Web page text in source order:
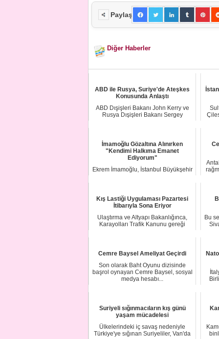
Paylaş
Diğer Haberler
ABD ile Rusya, Suriye'de Ateşkes
Konusunda Anlaştı
ABD Dışişleri Bakanı John Kerry ve
Rusya Dışişleri Bakanı Sergey
İmamoğlu Gözaltına Alınırken
"Kendimi Halkıma Emanet
Ediyorum"
Ekrem İmamoğlu, İstanbul Büyükşehir
Kış Lastiği Uygulaması Pazartesi
İtibarıyla Sona Eriyor
Ulaştırma ve Altyapı Bakanlığınca,
Karayolları Trafik Kanunu gereği
Bu
Cemre Baysel Ameliyat Geçirdi
Son olarak Baht Oyunu dizisinde
başrol oynayan Cemre Baysel, sosyal
medya hesabı...
Suriyeli sığınmacıların kış günü
yaşam mücadelesi
Ülkelerindeki iç savaş nedeniyle
Türkiye'ye sığınan Suriyeliler, Van'da